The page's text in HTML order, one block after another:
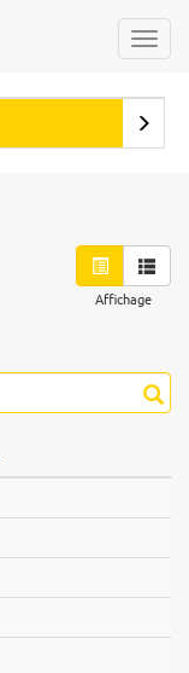
Affichage